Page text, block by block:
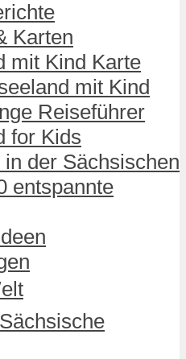
Karten
mit Kind Karte
mit Kind
Reiseführer
for Kids
der Sächsischen
entspannte